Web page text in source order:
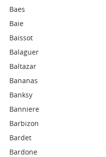
Baes
Baie
Baissot
Balaguer
Baltazar
Bananas
Banksy
Banniere
Barbizon
Bardet
Bardone